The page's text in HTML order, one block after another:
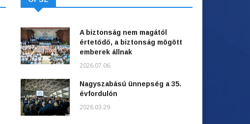
A biztonság nem magától
értetődő, a biztonság mögött
emberek állnak
2026.07.06.
Nagyszabású ünnepség a 35.
évfordulón
2026.03.29.